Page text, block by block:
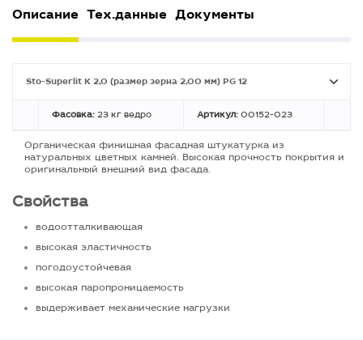
Описание Тех.данные Документы
Sto-Superlit K 2,0 (размер зерна 2,00 мм) PG 12
Фасовка: 23 кг ведро Артикул: 00152-023
Органическая финишная фасадная штукатурка из
натуральных цветных камней. Высокая прочность покрытия и
оригинальный внешний вид фасада.
Свойства
водоотталкивающая
высокая эластичность
погодоустойчевая
высокая паропроницаемость
выдерживает механические нагрузки